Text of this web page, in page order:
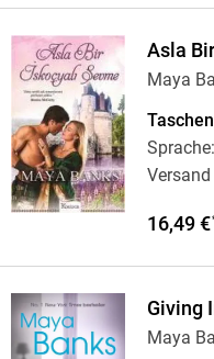
Asla
Maya
16,49 €
Giving
Maya